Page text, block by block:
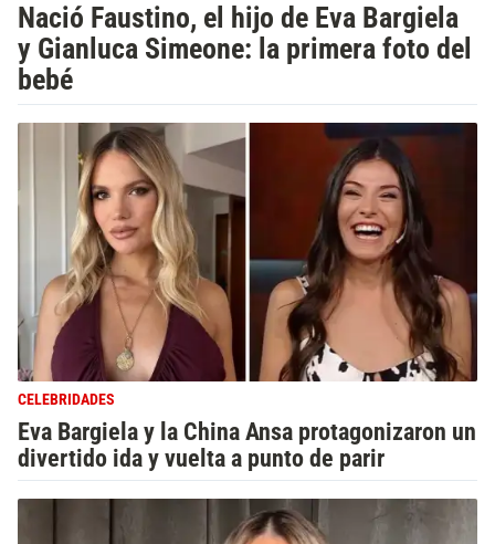
Nació Faustino, el hijo de Eva Bargiela
y Gianluca Simeone: la primera foto del
bebé
CELEBRIDADES
Eva Bargiela y la China Ansa protagonizaron un
divertido ida y vuelta a punto de parir